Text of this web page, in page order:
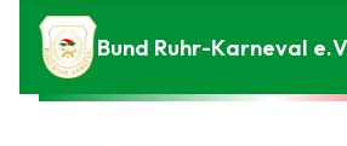
Zum Inhalt springen
Bund Ruhr-Karneval